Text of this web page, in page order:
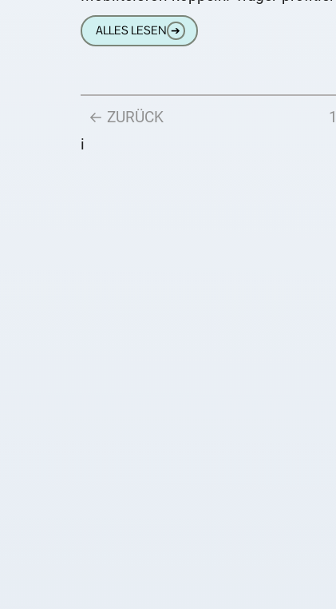
direktem Sound-Streaming
Möglichkeiten, das Hörerleben
ALLES LESEN ➔
← ZURÜCK 1
i